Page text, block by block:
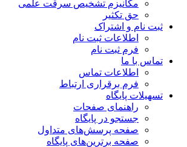
ﻣﮑﺎﻧﯿﺰم ﺗﺸﺨﯿﺺ ﺳﺮﻗﺖ ﻋﻠﻤﯽ
حق تکثیر
نام و اشتراک
اطلاعات ثبت نام
فرم ثبت نام
با ما
اطلاعات تماس
فرم برقراری ارتباط
پایگاه
راهنمای صفحات
جستجو در پایگاه
صفحه پرسش‌های متداول
صفحه برترین‌های پایگاه